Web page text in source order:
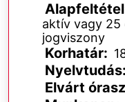
aktív vagy 25
jogviszony
Korhatár:
Nyelvtudás:
Elvárt